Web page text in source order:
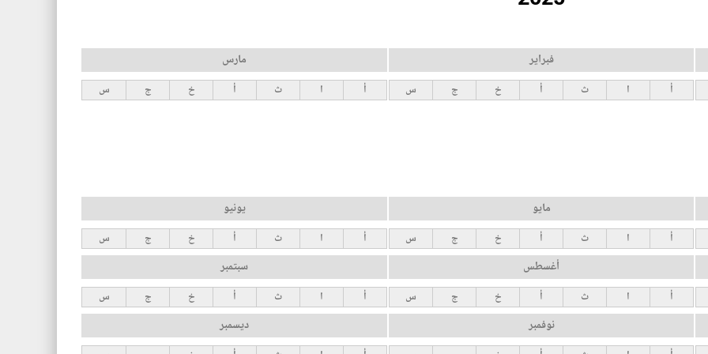
فبراير
أ ا ث أ خ ج س
مارس
أ ا ث أ خ ج س
مايو
أ ا ث أ خ ج س
يونيو
أ ا ث أ خ ج س
أغسطس
أ ا ث أ خ ج س
سبتمبر
أ ا ث أ خ ج س
نوفمبر ديسمبر